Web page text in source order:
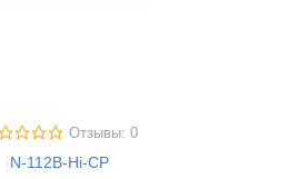
Отзывы: 0
N-112B-Hi-CP